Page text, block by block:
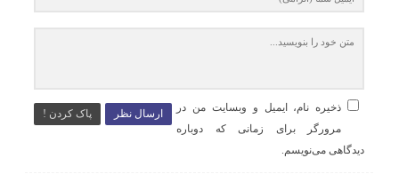
ارسال نظر پاک کردن !
ذخیره نام، ایمیل و وبسایت من در
مرورگر برای زمانی که دوباره
دیدگاهی می‌نویسم.